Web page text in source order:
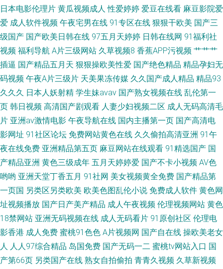
利丝 91TV澳洲华人 91看女 91在线播放专区 超碰人人插 国产精自拍 久久成
日本电影伦理片 黄瓜视频成人 性爱婷婷 爱豆在线看 麻豆影院爱
爱 成人软件视频 午夜宅男在线 91专区在线 狠狠干欧美 国产三
级国产 国产欧美日韩在线 97五月天婷婷 日韩在线网 91福利社
视频 福利导航 A片三级网站 久草视频8 香蕉APP污视频 艹艹艹
插逼 国产精品五月天 狠狠操欧美性爱 国产绝色精品 精品孕妇无
码视频 午夜A片三级片 天美果冻传媒 久久国产成人精品 精品93
久久久 日本人妖射精 学生妹avav 国产熟女视频在线 乱伦第一
页 韩日视频 高清国产剧观看 人妻少妇视频二区 成人无码高清毛
片 亚洲av激情电影 午夜导航在线 国内主播第一页 国产高清电
影网址 91社区论坛 免费网站黄色在线 久久偷拍高清亚洲 91午
夜在线免费 亚洲精品第五页 麻豆网站在线观看 91精选国产 国
产精品亚洲 黄色三级成年 五月天婷婷爱 国产不卡小视频 AV色
哟哟 亚洲天堂丁香五月 91社网 美女视频黄全免费 国产精品第
一页国 另类区另类欧美 欧美色图乱伦小说 免费成人软件 黄色网
址视频播放 国产日产美产精品 成人午夜视频 伦理视频网站 黄色
18禁网站 亚洲无码视频在线 成人无码看片 91原创社区 伦理电
影香港 成人免费 蜜桃91色色 A片视频网 国产自在线 操欧美老女
人 人人97综合精品 岛国免费 国产无码一二 蜜桃tv网站入口 国
产第66页 另类国产在线 熟女自拍偷拍 青青久视频 久草新视频